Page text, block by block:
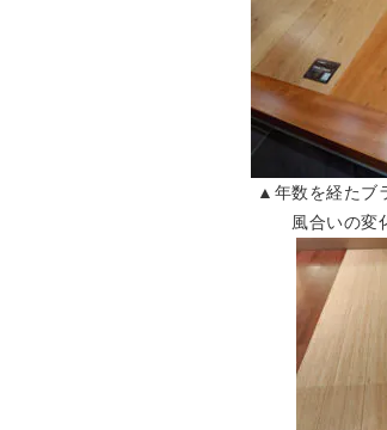
▲年数を経たブ
風合いの変